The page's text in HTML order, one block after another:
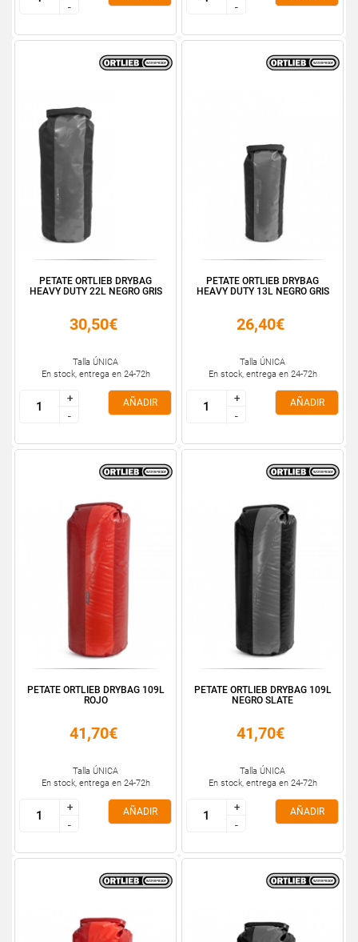
--
--
PETATE ORTLIEB DRYBAG
HEAVY DUTY 22L NEGRO GRIS
30,50€
Talla ÚNICA
En stock, entrega en 24-72h
+
-
+
-
AÑADIR
PETATE ORTLIEB DRYBAG
HEAVY DUTY 13L NEGRO GRIS
26,40€
Talla ÚNICA
En stock, entrega en 24-72h
+
-
+
-
AÑADIR
PETATE ORTLIEB DRYBAG 109L
ROJO
41,70€
Talla ÚNICA
En stock, entrega en 24-72h
+
-
+
-
AÑADIR
PETATE ORTLIEB DRYBAG 109L
NEGRO SLATE
41,70€
Talla ÚNICA
En stock, entrega en 24-72h
+
-
+
-
AÑADIR